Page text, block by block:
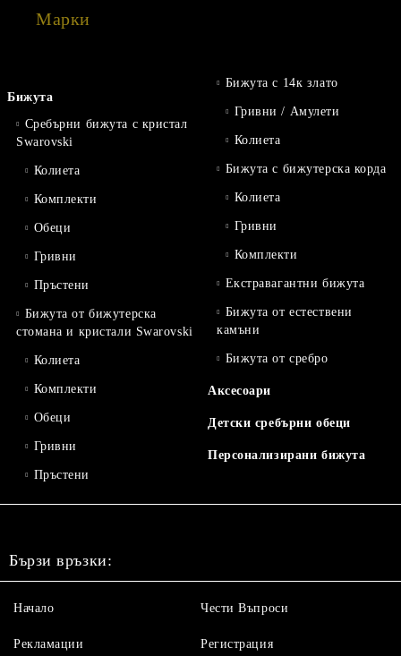
Марки
Бижута
Сребърни бижута с кристал
Swarovski
Колиета
Комплекти
Обеци
Гривни
Пръстени
Бижута от бижутерска
стомана и кристали Swarovski
Колиета
Комплекти
Обеци
Гривни
Пръстени
Бижута с 14к злато
Гривни / Амулети
Колиета
Бижута с бижутерска корда
Колиета
Гривни
Комплекти
Екстравагантни бижута
Бижута от естествени
камъни
Бижута от сребро
Аксесоари
Детски сребърни обеци
Персонализирани бижута
Бързи връзки:
Начало
Рекламации
Чести Въпроси
Регистрация